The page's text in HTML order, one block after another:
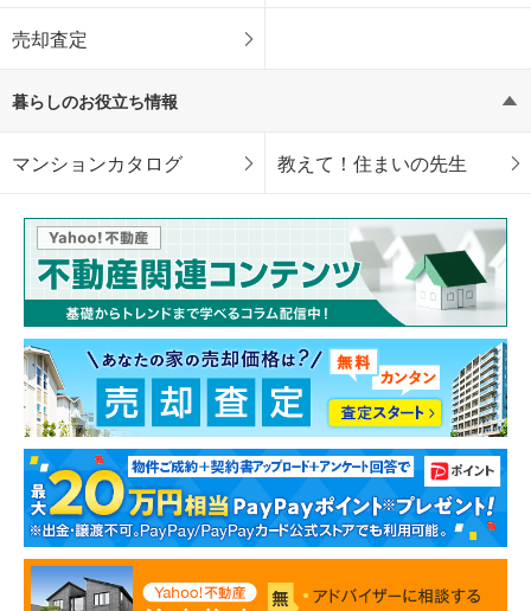
売却査定
暮らしのお役立ち情報
マンションカタログ 教えて！住まいの先生